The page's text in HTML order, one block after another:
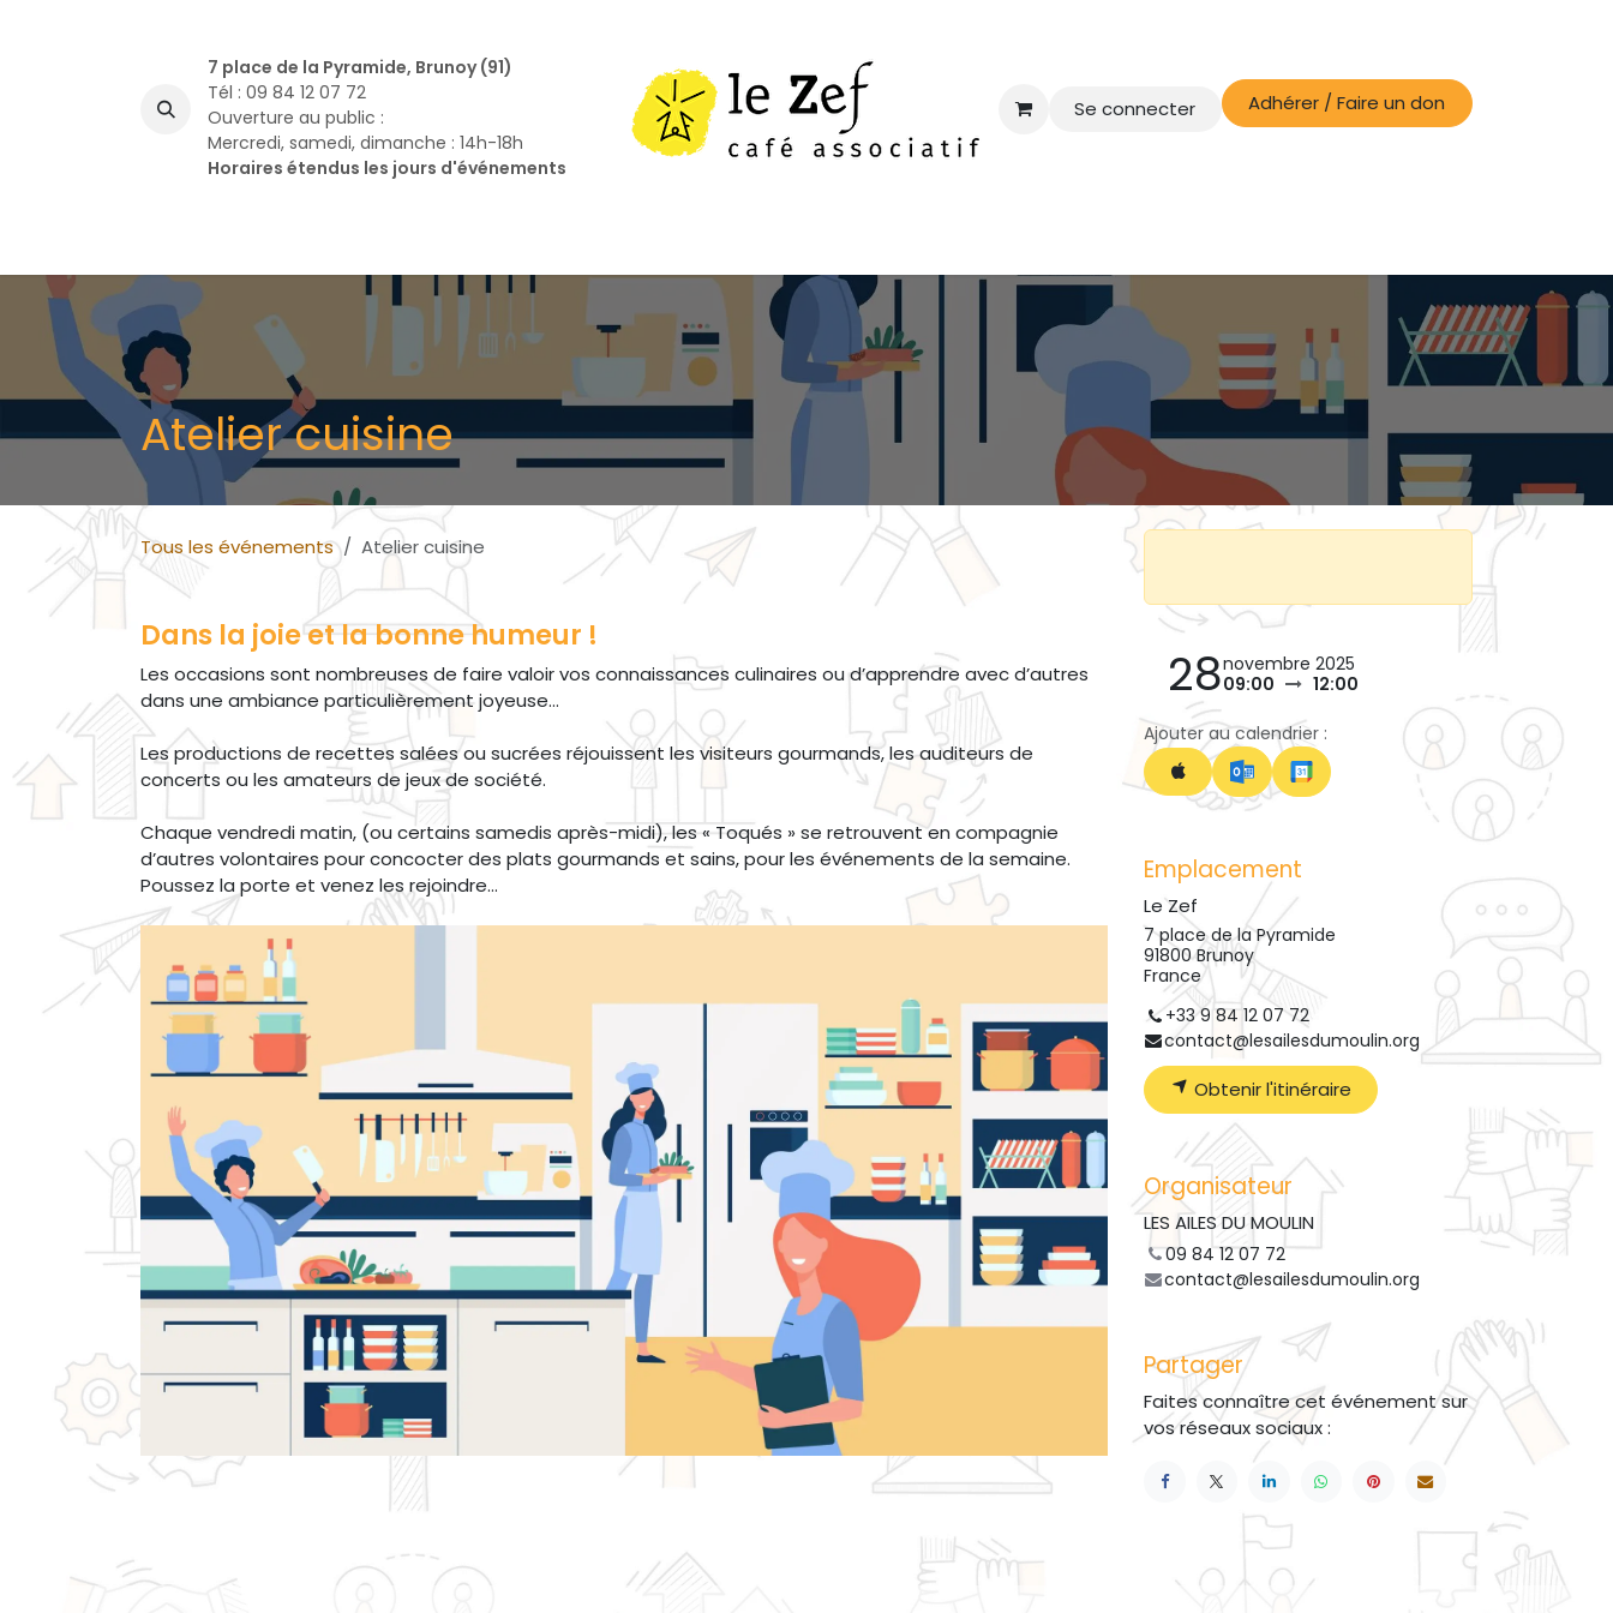
7 place de la Pyramide, Brunoy (91)
Tél : 09 84 12 07 72
Ouverture au public :
Mercredi, samedi, dimanche : 14h-18h
Horaires étendus les jours d'événements
Se connecter Adhérer / Faire un don
Atelier cuisine
Tous les événements Atelier cuisine
Dans la joie et la bonne humeur !
Les occasions sont nombreuses de faire valoir vos connaissances culinaires ou d’apprendre avec d’autres
dans une ambiance particulièrement joyeuse…
Les productions de recettes salées ou sucrées réjouissent les visiteurs gourmands, les auditeurs de
concerts ou les amateurs de jeux de société.
Chaque vendredi matin, (ou certains samedis après-midi), les « Toqués » se retrouvent en compagnie
d’autres volontaires pour concocter des plats gourmands et sains, pour les événements de la semaine.
Poussez la porte et venez les rejoindre…
28novembre 2025
09:00
12:00
Ajouter au calendrier :
Emplacement
Le Zef
7 place de la Pyramide
91800 Brunoy
France
+33 9 84 12 07 72
contact@lesailesdumoulin.org
Obtenir l'itinéraire
Organisateur
LES AILES DU MOULIN
09 84 12 07 72
contact@lesailesdumoulin.org
Partager
Faites connaître cet événement sur
vos réseaux sociaux :